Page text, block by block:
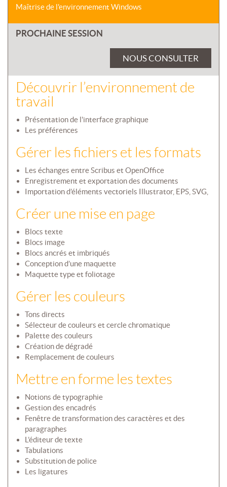
Maîtrise de l'environnement Windows
PROCHAINE SESSION
NOUS CONSULTER
Découvrir l’environnement de
travail
Présentation de l'interface graphique
Les préférences
Gérer les fichiers et les formats
Les échanges entre Scribus et OpenOffice
Enregistrement et exportation des documents
Importation d’éléments vectoriels Illustrator, EPS, SVG,
Créer une mise en page
Blocs texte
Blocs image
Blocs ancrés et imbriqués
Conception d’une maquette
Maquette type et foliotage
Gérer les couleurs
Tons directs
Sélecteur de couleurs et cercle chromatique
Palette des couleurs
Création de dégradé
Remplacement de couleurs
Mettre en forme les textes
Notions de typographie
Gestion des encadrés
Fenêtre de transformation des caractères et des
paragraphes
L’éditeur de texte
Tabulations
Substitution de police
Les ligatures